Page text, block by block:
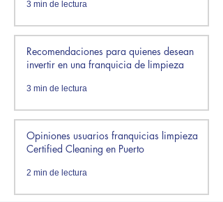
3 min de lectura
Recomendaciones para quienes desean
invertir en una franquicia de limpieza
3 min de lectura
Opiniones usuarios franquicias limpieza
Certified Cleaning en Puerto
2 min de lectura